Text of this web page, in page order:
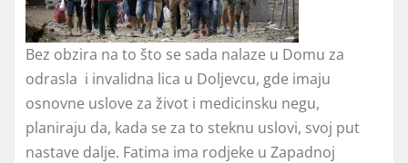
Bez obzira na to što se sada nalaze u Domu za
odrasla i invalidna lica u Doljevcu, gde imaju
osnovne uslove za život i medicinsku negu,
planiraju da, kada se za to steknu uslovi, svoj put
nastave dalje. Fatima ima rodjeke u Zapadnoj